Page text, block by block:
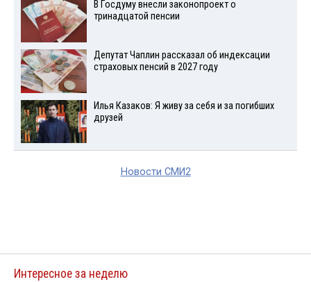
В Госдуму внесли законопроект о
тринадцатой пенсии
Депутат Чаплин рассказал об индексации
страховых пенсий в 2027 году
Илья Казаков: Я живу за себя и за погибших
друзей
Новости СМИ2
Интересное за неделю